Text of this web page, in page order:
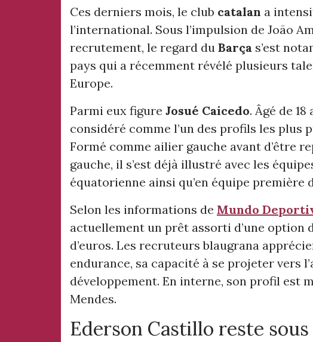
Ces derniers mois, le club catalan a
l’international. Sous l’impulsion de João
recrutement, le regard du Barça s’est
pays qui a récemment révélé plusieurs
Europe.
Parmi eux figure Josué Caicedo. Âgé de
considéré comme l’un des profils les plus
Formé comme ailier gauche avant d’être
gauche, il s’est déjà illustré avec les
équatorienne ainsi qu’en équipe première
Selon les informations de Mundo
actuellement un prêt assorti d’une option
d’euros. Les recruteurs blaugrana
endurance, sa capacité à se projeter vers
développement. En interne, son profil est
Mendes.
Ederson Castillo reste